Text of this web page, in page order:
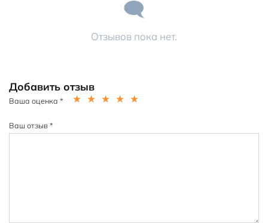
Отзывов пока нет.
Добавить отзыв
Ваша оценка *
Ваш отзыв*